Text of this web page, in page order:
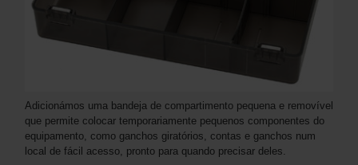
Adicionámos uma bandeja de compartimento pequena e removível
que permite colocar temporariamente pequenos componentes do
equipamento, como ganchos giratórios, contas e ganchos num
local de fácil acesso, pronto para quando precisar deles.